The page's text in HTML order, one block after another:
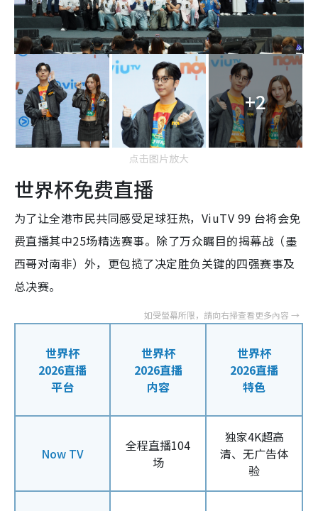
+2
点击图片放大
世界杯免费直播
为了让全港市民共同感受足球狂热，ViuTV 99 台将会免
费直播其中25场精选赛事。除了万众瞩目的揭幕战（墨
西哥对南非）外，更包揽了决定胜负关键的四强赛事及
总决赛。
世界杯
2026直播
平台
世界杯
2026直播
内容
世界杯
2026直播
特色
Now TV
全程直播104
场
独家4K超高
清、无广告体
验